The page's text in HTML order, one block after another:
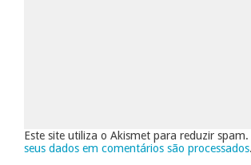
Este site utiliza o Akismet para reduzir spam.
seus dados em comentários são processados.